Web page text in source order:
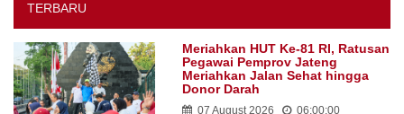
TERBARU
Meriahkan HUT Ke-81 RI, Ratusan
Pegawai Pemprov Jateng
Meriahkan Jalan Sehat hingga
Donor Darah
07 August 2026 06:00:00